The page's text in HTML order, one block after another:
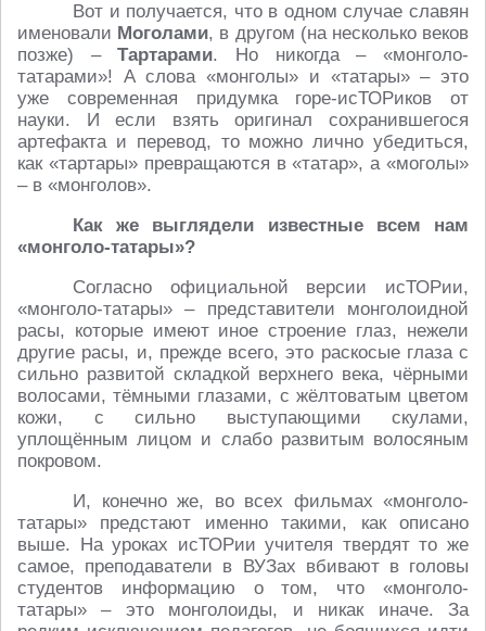
Вот и получается, что в одном случае славян
именовали Моголами, в другом (на несколько веков
позже) –Тартарами. Но никогда – «монголо-
татарами»! А слова «монголы» и «татары» – это
уже современная придумка горе-исТОРиков от
науки. И если взять оригинал сохранившегося
артефакта и перевод, то можно лично убедиться,
как «тартары» превращаются в «татар», а «моголы»
– в «монголов».
Как же выглядели известные всем нам
«монголо-татары»?
Согласно официальной версии исТОРии,
«монголо-татары» – представители монголоидной
расы, которые имеют иное строение глаз, нежели
другие расы, и, прежде всего, это раскосые глаза с
сильно развитой складкой верхнего века, чёрными
волосами, тёмными глазами, с жёлтоватым цветом
кожи, с сильно выступающими скулами,
уплощённым лицом и слабо развитым волосяным
покровом.
И, конечно же, во всех фильмах «монголо-
татары» предстают именно такими, как описано
выше. На уроках исТОРии учителя твердят то же
самое, преподаватели в ВУЗах вбивают в головы
студентов информацию о том, что «монголо-
татары» – это монголоиды, и никак иначе. За